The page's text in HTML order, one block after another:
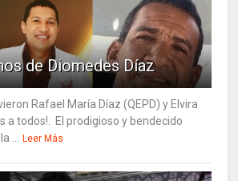
de Diomedes Díaz
Rafael María Díaz (QEPD) y Elvira
a todos!. El prodigioso y bendecido
...
Leer Más